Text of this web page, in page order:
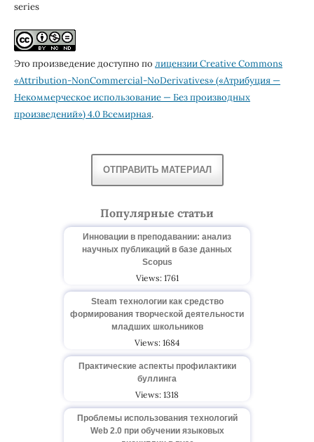
series
Это произведение доступно по лицензии Creative Commons
«Attribution-NonCommercial-NoDerivatives» («Атрибуция —
Некоммерческое использование — Без производных
произведений») 4.0 Всемирная.
ОТПРАВИТЬ МАТЕРИАЛ
Популярные статьи
Инновации в преподавании: анализ
научных публикаций в базе данных
Scopus
Views: 1761
Steam технологии как средство
формирования творческой деятельности
младших школьников
Views: 1684
Практические аспекты профилактики
буллинга
Views: 1318
Проблемы использования технологий
Web 2.0 при обучении языковых